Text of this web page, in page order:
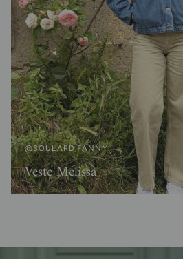
@SOULARD.FANNY
Veste Melissa